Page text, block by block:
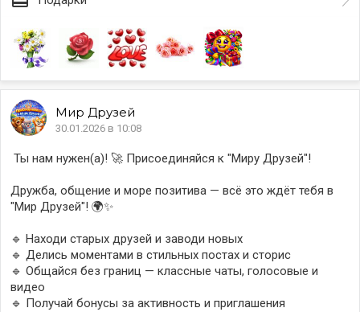
Мир Друзей
30.01.2026 в 10:08
‎ Ты нам нужен(а)! 🚀 Присоединяйся к "Миру Друзей"!
‎Дружба, общение и море позитива — всё это ждёт тебя в
"Мир Друзей"! 🌍✨
‎🔹 Находи старых друзей и заводи новых
‎🔹 Делись моментами в стильных постах и сторис
‎🔹 Общайся без границ — классные чаты, голосовые и
видео
‎🔹 Получай бонусы за активность и приглашения